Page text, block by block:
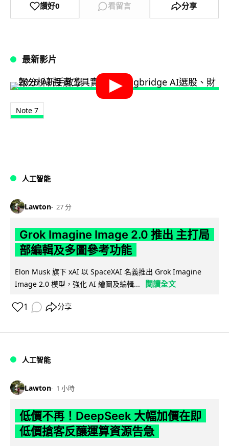
讚好0 看留言 分享
最新影片
Note 7
人工智能
Lawton 27 分
Grok Imagine Image 2.0 推出 主打局
部編輯及多圖參考功能
Elon Musk 旗下 xAI 以 SpaceXAI 名義推出 Grok Imagine
Image 2.0 模型，強化 AI 繪圖及編輯...
閱讀全文
1 分享
人工智能
Lawton 1 小時
低價不再！DeepSeek 大幅加價在即
低價搶客反釀運算資源告急